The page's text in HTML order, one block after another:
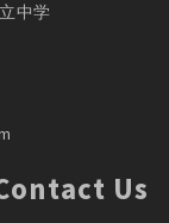
中学
Us